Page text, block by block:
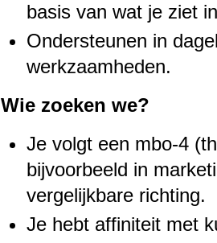
basis van wat je ziet
Ondersteunen in
werkzaamheden.
Wie zoeken we?
Je volgt een mbo-4
bijvoorbeeld in
vergelijkbare richting.
Je hebt affiniteit met